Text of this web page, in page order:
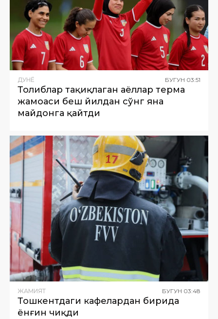
ДУНË БУГУН 03:51
Толиблар тақиқлаган аёллар терма
жамоаси беш йилдан сўнг яна
майдонга қайтди
ЖАМИЯТ БУГУН 03:48
Тошкентдаги кафелардан бирида
ёнғин чиқди